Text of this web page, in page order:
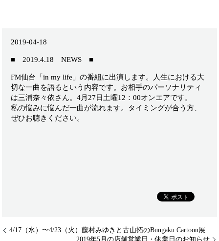
2019-04-18
■ 2019.4.18 NEWS ■
FM仙台「in my life」の番組に出演します。人生における大
切な一曲を語るという内容です。お相手のパーソナリティ
は三浦奈々依さん。4月27日土曜12：00オンエアです。
私の悩みに悩んだ一曲が流れます。タイミングが合う方、
ぜひお聴きください。
4/17（水）〜4/23（火）藤村みゆきと古山拓のBungaku Cartoon展
2019年5月の店舗営業日・休業日のお知らせ